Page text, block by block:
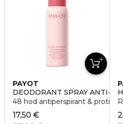
PAYOT
DÉODORANT SPRAY ANTI-
48 hod antiperspirant & proti
17,50 €